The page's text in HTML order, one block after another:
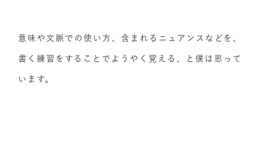
意味や文脈での使い方、含まれるニュアンスなどを、
書く練習をすることでようやく覚える、と僕は思って
います。